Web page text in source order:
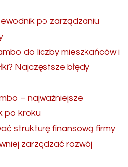
po zarządzaniu
do liczby mieszkańców i
Najczęstsze błędy
– najważniejsze
po kroku
strukturę finansową firmy
zarządzać rozwój